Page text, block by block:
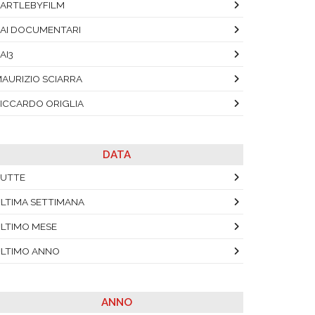
DOCUMENTARI
SCIARRA
ORIGLIA
DATA
SETTIMANA
MESE
ANNO
ANNO